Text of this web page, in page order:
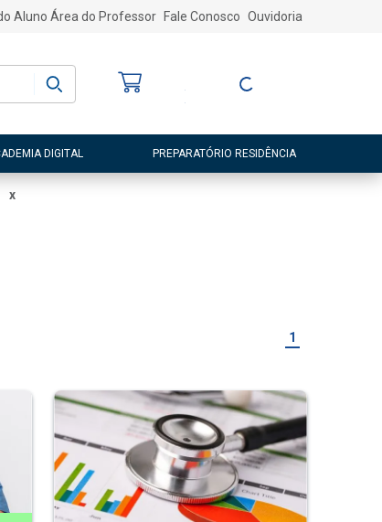
Aluno Área do Professor Fale Conosco Ouvidoria
Entre ou Cadastre-
DIGITAL PREPARATÓRIO RESIDÊNCIA
x
1